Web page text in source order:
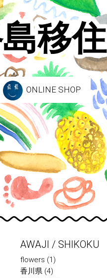
移住
ONLINE SHOP
AWAJI / SHIKOKU
flowers (1)
香川県 (4)